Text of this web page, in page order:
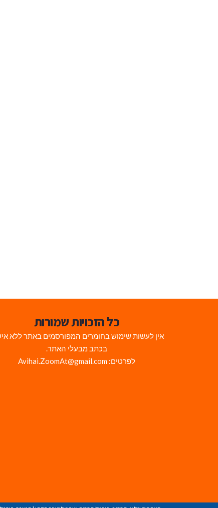
כל הזכויות שמורות
אין לעשות שימוש בחומרים המפורסמים באתר ללא
בכתב מבעלי האתר.
לפרטים: Avihai.ZoomAt@gmail.com